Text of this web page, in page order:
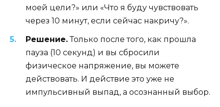
моей цели?» или «Что я буду чувствовать
через 10 минут, если сейчас накричу?».
Решение.Только после того, как прошла
пауза (10 секунд) и вы сбросили
физическое напряжение, вы можете
действовать. И действие это уже не
импульсивный выпад, а осознанный выбор.